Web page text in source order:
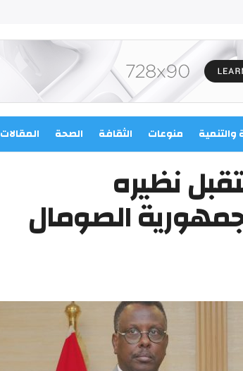
والتنمية منوعات الثقافة الصحة المقالات
نظيره
الصومال